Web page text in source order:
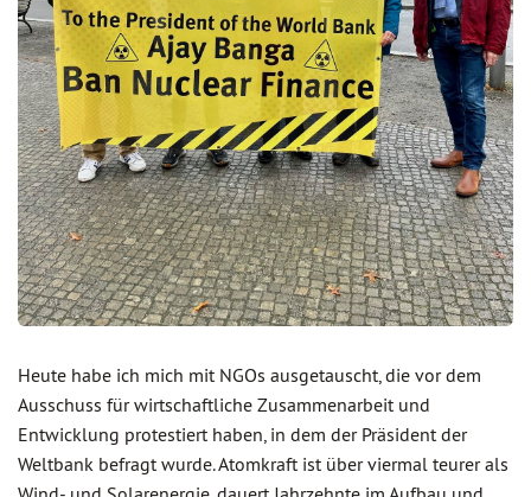
Heute habe ich mich mit NGOs ausgetauscht, die vor dem
Ausschuss für wirtschaftliche Zusammenarbeit und
Entwicklung protestiert haben, in dem der Präsident der
Weltbank befragt wurde. Atomkraft ist über viermal teurer als